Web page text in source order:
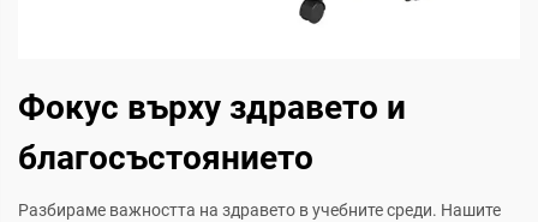
Фокус върху здравето и
благосъстоянието
Разбираме важността на здравето в учебните среди. Нашите